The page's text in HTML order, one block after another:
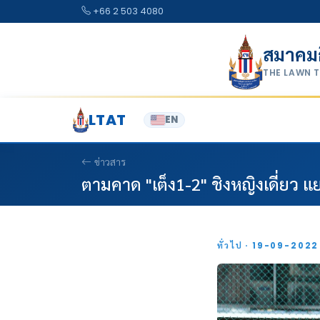
+66 2 503 4080
สมาค
THE LAWN
LTAT EN
ข่าวสาร
ตามคาด "เต็ง1-2" ชิงหญิงเดี่ยว
ทั่วไป · 19-09-